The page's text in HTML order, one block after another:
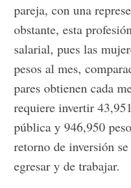
pareja, con una
obstante, esta
salarial, pues las
pesos al mes,
pares obtienen cada
requiere invertir
pública y 946,950
retorno de inversión
egresar y de trabajar.